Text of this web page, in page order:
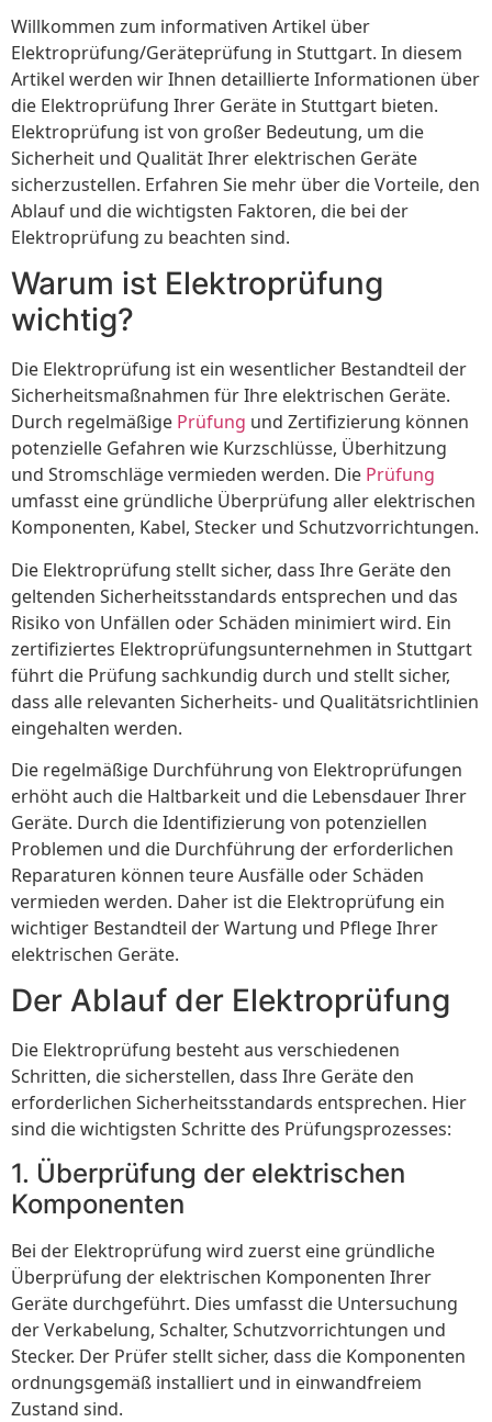
Willkommen zum informativen Artikel über
Elektroprüfung/Geräteprüfung in Stuttgart. In diesem
Artikel werden wir Ihnen detaillierte Informationen über
die Elektroprüfung Ihrer Geräte in Stuttgart bieten.
Elektroprüfung ist von großer Bedeutung, um die
Sicherheit und Qualität Ihrer elektrischen Geräte
sicherzustellen. Erfahren Sie mehr über die Vorteile, den
Ablauf und die wichtigsten Faktoren, die bei der
Elektroprüfung zu beachten sind.
Warum ist Elektroprüfung
wichtig?
Die Elektroprüfung ist ein wesentlicher Bestandteil der
Sicherheitsmaßnahmen für Ihre elektrischen Geräte.
Durch regelmäßige Prüfung und Zertifizierung können
potenzielle Gefahren wie Kurzschlüsse, Überhitzung
und Stromschläge vermieden werden. Die Prüfung
umfasst eine gründliche Überprüfung aller elektrischen
Komponenten, Kabel, Stecker und Schutzvorrichtungen.
Die Elektroprüfung stellt sicher, dass Ihre Geräte den
geltenden Sicherheitsstandards entsprechen und das
Risiko von Unfällen oder Schäden minimiert wird. Ein
zertifiziertes Elektroprüfungsunternehmen in Stuttgart
führt die Prüfung sachkundig durch und stellt sicher,
dass alle relevanten Sicherheits- und Qualitätsrichtlinien
eingehalten werden.
Die regelmäßige Durchführung von Elektroprüfungen
erhöht auch die Haltbarkeit und die Lebensdauer Ihrer
Geräte. Durch die Identifizierung von potenziellen
Problemen und die Durchführung der erforderlichen
Reparaturen können teure Ausfälle oder Schäden
vermieden werden. Daher ist die Elektroprüfung ein
wichtiger Bestandteil der Wartung und Pflege Ihrer
elektrischen Geräte.
Der Ablauf der Elektroprüfung
Die Elektroprüfung besteht aus verschiedenen
Schritten, die sicherstellen, dass Ihre Geräte den
erforderlichen Sicherheitsstandards entsprechen. Hier
sind die wichtigsten Schritte des Prüfungsprozesses:
1. Überprüfung der elektrischen
Komponenten
Bei der Elektroprüfung wird zuerst eine gründliche
Überprüfung der elektrischen Komponenten Ihrer
Geräte durchgeführt. Dies umfasst die Untersuchung
der Verkabelung, Schalter, Schutzvorrichtungen und
Stecker. Der Prüfer stellt sicher, dass die Komponenten
ordnungsgemäß installiert und in einwandfreiem
Zustand sind.